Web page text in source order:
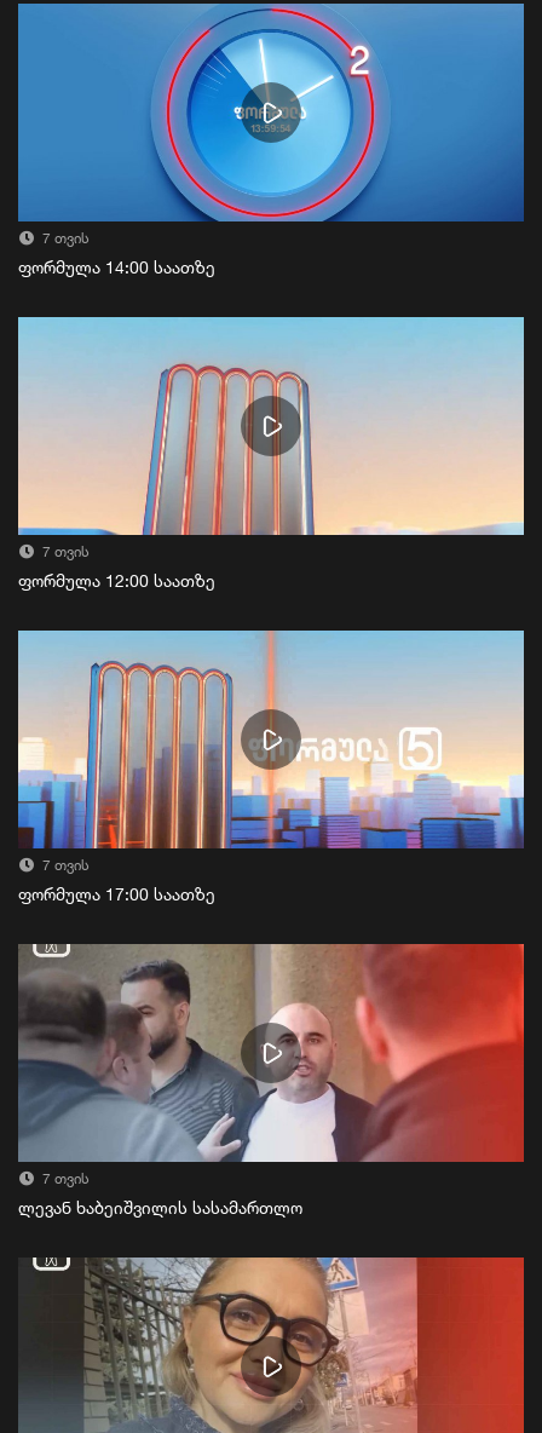
7 თვის
ფორმულა 14:00 საათზე
7 თვის
ფორმულა 12:00 საათზე
7 თვის
ფორმულა 17:00 საათზე
7 თვის
ლევან ხაბეიშვილის სასამართლო